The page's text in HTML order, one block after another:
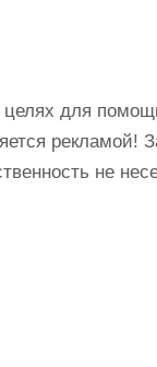
целях для
рекламой!
не